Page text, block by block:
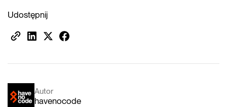
Udostępnij
Autor
havenocode